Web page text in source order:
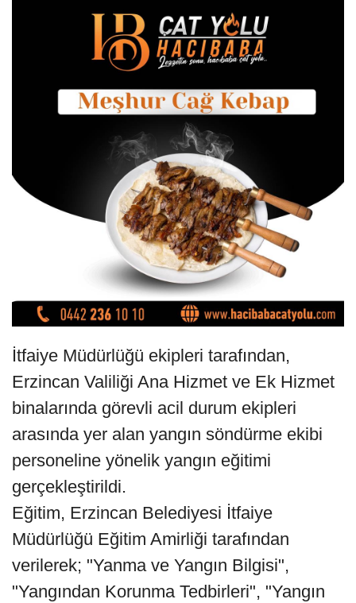
İtfaiye Müdürlüğü ekipleri tarafından,
Erzincan Valiliği Ana Hizmet ve Ek Hizmet
binalarında görevli acil durum ekipleri
arasında yer alan yangın söndürme ekibi
personeline yönelik yangın eğitimi
gerçekleştirildi.
Eğitim, Erzincan Belediyesi İtfaiye
Müdürlüğü Eğitim Amirliği tarafından
verilerek; "Yanma ve Yangın Bilgisi",
"Yangından Korunma Tedbirleri", "Yangın